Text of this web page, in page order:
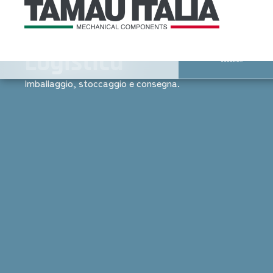
CODESIGN
Logistica
Imballaggio, stoccaggio e consegna.